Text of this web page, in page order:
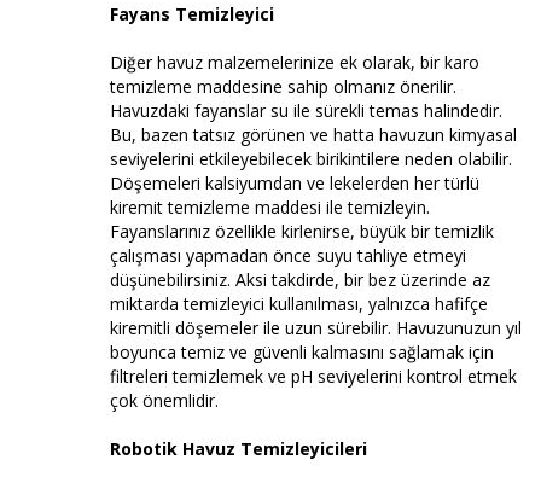
Fayans Temizleyici
Diğer havuz malzemelerinize ek olarak, bir karo
temizleme maddesine sahip olmanız önerilir.
Havuzdaki fayanslar su ile sürekli temas halindedir.
Bu, bazen tatsız görünen ve hatta havuzun kimyasal
seviyelerini etkileyebilecek birikintilere neden olabilir.
Döşemeleri kalsiyumdan ve lekelerden her türlü
kiremit temizleme maddesi ile temizleyin.
Fayanslarınız özellikle kirlenirse, büyük bir temizlik
çalışması yapmadan önce suyu tahliye etmeyi
düşünebilirsiniz. Aksi takdirde, bir bez üzerinde az
miktarda temizleyici kullanılması, yalnızca hafifçe
kiremitli döşemeler ile uzun sürebilir. Havuzunuzun yıl
boyunca temiz ve güvenli kalmasını sağlamak için
filtreleri temizlemek ve pH seviyelerini kontrol etmek
çok önemlidir.
Robotik Havuz Temizleyicileri